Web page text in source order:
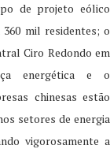
de projeto eólico
mil residentes; o
Ciro Redondo em
energética e o
chinesas estão
setores de energia
vigorosamente a